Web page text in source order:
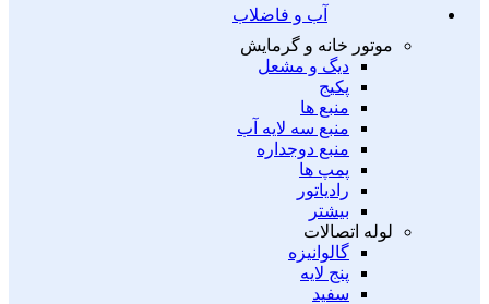
آب و فاضلاب
موتور خانه و گرمایش
دیگ و مشعل
پکیج
منبع ها
منبع سه لایه آب
منبع دوجداره
پمپ ها
رادیاتور
بیشتر
لوله اتصالات
گالوانیزه
پنج لایه
سفید